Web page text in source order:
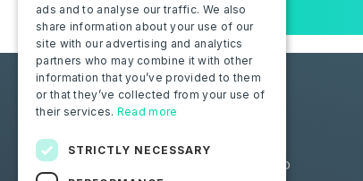
Moba Certify Pro
ads and to analyse our traffic. We also
share information about your use of our
site with our advertising and analytics
partners who may combine it with other
information that you’ve provided to them
or that they’ve collected from your use of
their services. Read more
STRICTLY NECESSARY